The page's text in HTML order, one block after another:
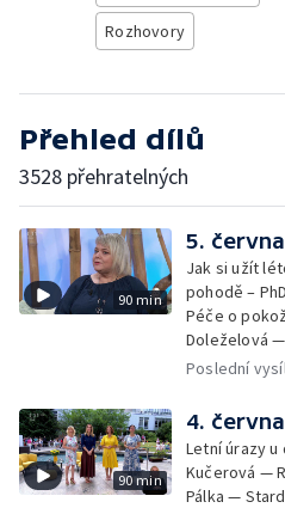
Rozhovory
Přehled dílů
3528 přehratelných
90 min
5. června
Jak si užít
pohodě –
Péče o
Doleželová
kousků –
slavnosti –
letní párty s
Festival v
noc
Poslední
90 min
4. června
Letní úrazy u
Kučerová —
Pálka —